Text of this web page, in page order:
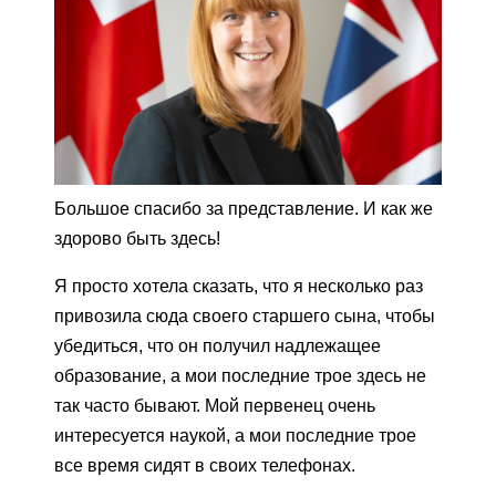
Большое спасибо за представление. И как же
здорово быть здесь!
Я просто хотела сказать, что я несколько раз
привозила сюда своего старшего сына, чтобы
убедиться, что он получил надлежащее
образование, а мои последние трое здесь не
так часто бывают. Мой первенец очень
интересуется наукой, а мои последние трое
все время сидят в своих телефонах.